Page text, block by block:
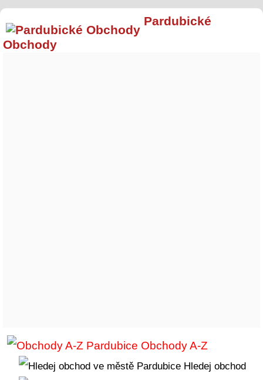
Pardubické
Obchody
Obchody A-Z
Hledej obchod